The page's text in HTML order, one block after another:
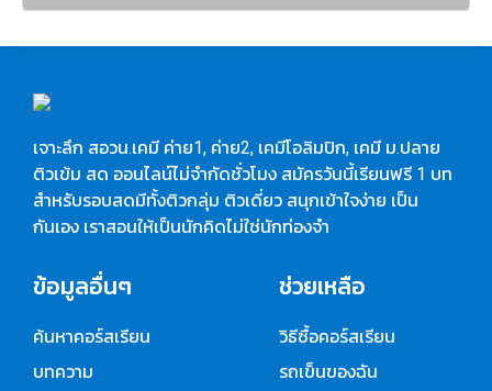
เจาะลึก สอวน.เคมี ค่าย1, ค่าย2, เคมีโอลิมปิก, เคมี ม.ปลาย
ติวเข้ม สด ออนไลน์ไม่จำกัดชั่วโมง สมัครวันนี้เรียนฟรี 1 บท
สำหรับรอบสดมีทั้งติวกลุ่ม ติวเดี่ยว สนุกเข้าใจง่าย เป็น
กันเอง เราสอนให้เป็นนักคิดไม่ใช่นักท่องจำ
ข้อมูลอื่นๆ
ค้นหาคอร์สเรียน
บทความ
ช่วยเหลือ
วิธีซื้อคอร์สเรียน
รถเข็นของฉัน